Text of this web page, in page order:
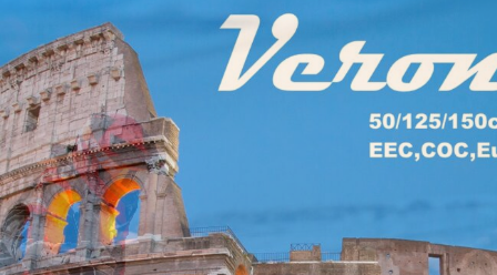
SNARLERAT6L